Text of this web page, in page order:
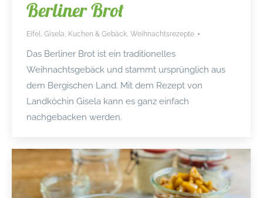
Berliner Brot
Eifel, Gisela, Kuchen & Gebäck, Weihnachtsrezepte
Das Berliner Brot ist ein traditionelles
Weihnachtsgebäck und stammt ursprünglich aus
dem Bergischen Land. Mit dem Rezept von
Landköchin Gisela kann es ganz einfach
nachgebacken werden.